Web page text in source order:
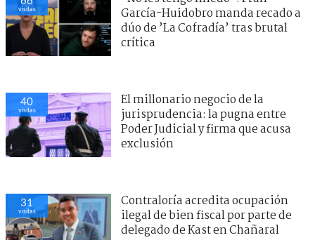
visitas
García-Huidobro manda recado a
dúo de ’La Cofradía’ tras brutal
crítica
40
visitas
El millonario negocio de la
jurisprudencia: la pugna entre
Poder Judicial y firma que acusa
exclusión
31
visitas
Contraloría acredita ocupación
ilegal de bien fiscal por parte de
delegado de Kast en Chañaral